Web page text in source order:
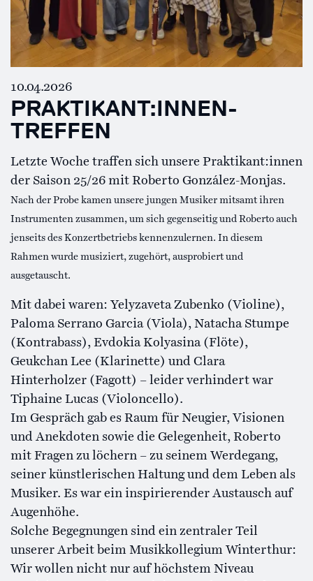
10.04.2026
PRAKTIKANT:INNEN-
TREFFEN
Letzte Woche traffen sich unsere Praktikant:innen
der Saison 25/26 mit Roberto González-Monjas.
Nach der Probe kamen unsere jungen Musiker mitsamt ihren
Instrumenten zusammen, um sich gegenseitig und Roberto auch
jenseits des Konzertbetriebs kennenzulernen. In diesem
Rahmen wurde musiziert, zugehört, ausprobiert und
ausgetauscht.
Mit dabei waren: Yelyzaveta Zubenko (Violine),
Paloma Serrano Garcia (Viola), Natacha Stumpe
(Kontrabass), Evdokia Kolyasina (Flöte),
Geukchan Lee (Klarinette) und Clara
Hinterholzer (Fagott) – leider verhindert war
Tiphaine Lucas (Violoncello).
Im Gespräch gab es Raum für Neugier, Visionen
und Anekdoten sowie die Gelegenheit, Roberto
mit Fragen zu löchern – zu seinem Werdegang,
seiner künstlerischen Haltung und dem Leben als
Musiker. Es war ein inspirierender Austausch auf
Augenhöhe.
Solche Begegnungen sind ein zentraler Teil
unserer Arbeit beim Musikkollegium Winterthur:
Wir wollen nicht nur auf höchstem Niveau